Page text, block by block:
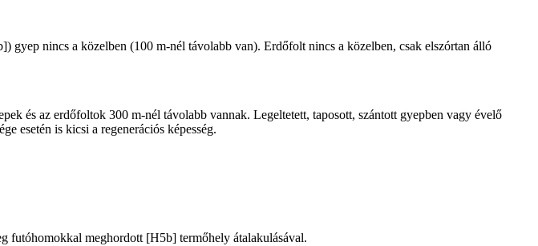
gyep nincs a közelben (100 m-nél távolabb van). Erdőfolt nincs a közelben, csak elszórtan álló
és az erdőfoltok 300 m-nél távolabb vannak. Legeltetett, taposott, szántott gyepben vagy évelő
esetén is kicsi a regenerációs képesség.
futóhomokkal meghordott [H5b] termőhely átalakulásával.